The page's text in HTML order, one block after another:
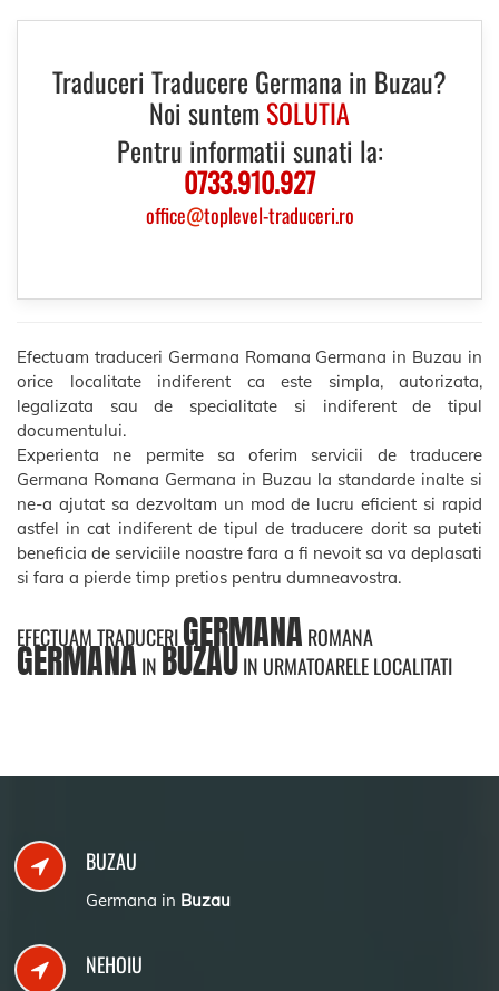
Traduceri Traducere Germana in Buzau?
Noi suntem SOLUTIA
Pentru informatii sunati la:
0733.910.927
office@toplevel-traduceri.ro
Efectuam traduceri Germana Romana Germana in Buzau in
orice localitate indiferent ca este simpla, autorizata,
legalizata sau de specialitate si indiferent de tipul
documentului.
Experienta ne permite sa oferim servicii de traducere
Germana Romana Germana in Buzau la standarde inalte si
ne-a ajutat sa dezvoltam un mod de lucru eficient si rapid
astfel in cat indiferent de tipul de traducere dorit sa puteti
beneficia de serviciile noastre fara a fi nevoit sa va deplasati
si fara a pierde timp pretios pentru dumneavostra.
EFECTUAM TRADUCERIGERMANA ROMANA
GERMANAINBUZAUIN URMATOARELE LOCALITATI
BUZAU
Germana in Buzau
NEHOIU